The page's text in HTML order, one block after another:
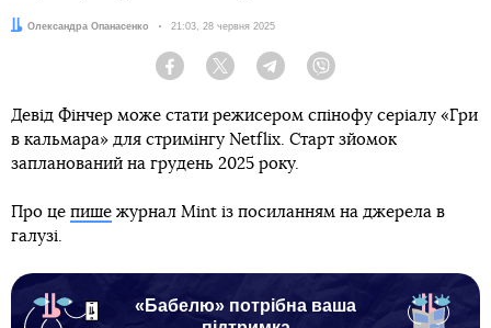
Автор:
Олександра Опанасенко Дата:
21:03, 28 червня 2025
Facebook Twitter Telegram
Девід Фінчер може стати режисером спінофу серіалу «Гри
в кальмара» для стримінгу Netflix. Старт зйомок
запланований на грудень 2025 року.
Про це пише журнал Mint із посиланням на джерела в
галузі.
«Бабелю» потрібна ваша